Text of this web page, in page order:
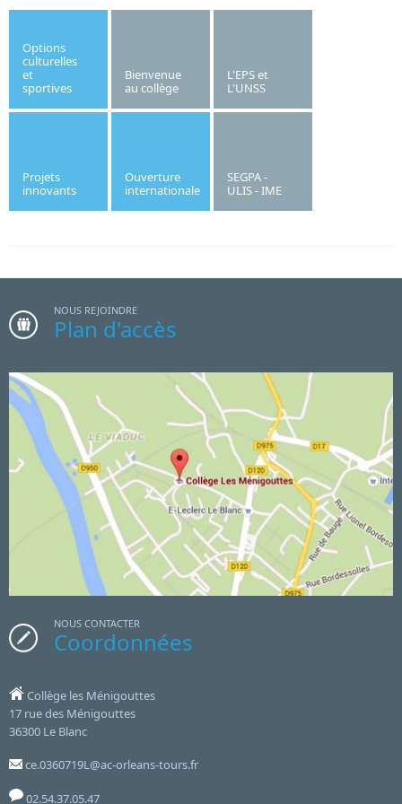
Jeudi 3 septembre 2026
temps.
Options
culturelles
et
sportives
Bienvenue
au collège
L'EPS et
L'UNSS
Projets
innovants
Ouverture
internationale
SEGPA -
ULIS - IME
NOUS REJOINDRE
Plan d'accès
NOUS CONTACTER
Coordonnées
Collège les Ménigouttes
17 rue des Ménigouttes
36300 Le Blanc
ce.0360719L@ac-orleans-tours.fr
02.54.37.05.47